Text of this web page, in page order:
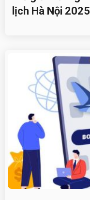
lịch Hà Nội 2025